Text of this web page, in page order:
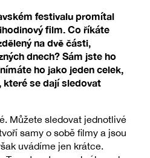
festivalu promítal
film. Co říkáte
na dvě části,
dnech? Sám jste ho
ho jako jeden celek,
se dají sledovat
Můžete sledovat jednotlivé
samy o sobě filmy a jsou
uvádíme jen krátce.